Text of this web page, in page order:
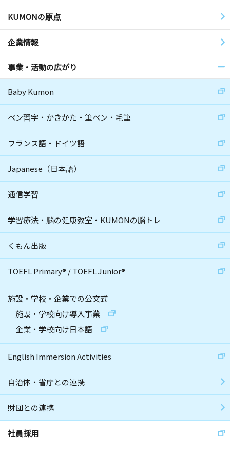
KUMONの原点
企業情報
事業・活動の広がり
Baby Kumon
ペン習字・かきかた・筆ペン・毛筆
フランス語・ドイツ語
Japanese（日本語）
通信学習
学習療法・脳の健康教室・KUMONの脳トレ
くもん出版
TOEFL Primary® /TOEFL Junior®
施設・学校・企業での公文式
施設・学校向け導入事業
企業・学校向け日本語
English Immersion Activities
自治体・省庁との連携
財団との連携
社員採用